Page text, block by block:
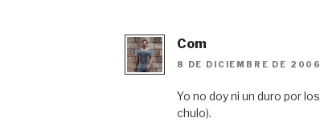
Com
8 DE DICIEMBRE DE
Yo no doy ni un duro por
chulo).